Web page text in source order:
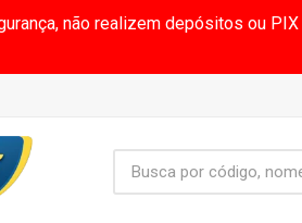
não realizem depósitos ou